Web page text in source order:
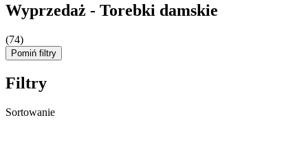
Wyprzedaż - Torebki damskie
(74)
Pomiń filtry
Filtry
Sortowanie